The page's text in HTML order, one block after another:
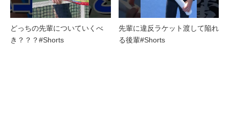
どっちの先輩についていくべ
き？？？#Shorts
先輩に違反ラケット渡して陥れ
る後輩#Shorts